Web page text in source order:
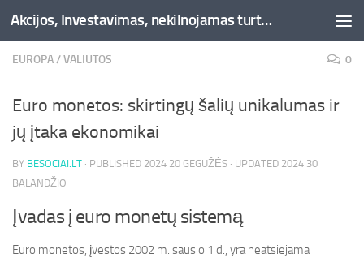
Skip to content Akcijos, Investavimas, nekilnojamas turtas, kriptovaliutos - Besociai.lt
EUROPA/VALIUTOS 0
Euro monetos: skirtingų šalių unikalumas ir
jų įtaka ekonomikai
BY BESOCIAI.LT · PUBLISHED 2024 20 GEGUŽĖS · UPDATED 2024 30
BALANDŽIO
Įvadas į euro monetų sistemą
Euro monetos, įvestos 2002 m. sausio 1 d., yra neatsiejama